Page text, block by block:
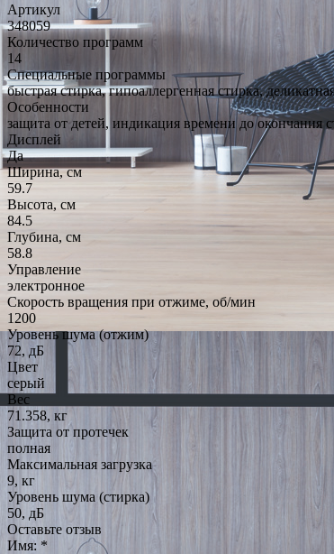
Артикул
348059
Количество программ
14
Специальные программы
быстрая стирка, гипоаллергенная стирка,
Особенности
защита от детей, индикация времени до окончания
Дисплей
Да
Ширина, см
59.7
Высота, см
84.5
Глубина, см
58.8
Управление
электронное
Скорость вращения при отжиме, об/мин
1200
Уровень шума (отжим)
72, дБ
Цвет
серый
Вес
71.358, кг
Защита от протечек
полная
Максимальная загрузка
9, кг
Уровень шума (стирка)
50, дБ
Оставьте отзыв
Имя: *